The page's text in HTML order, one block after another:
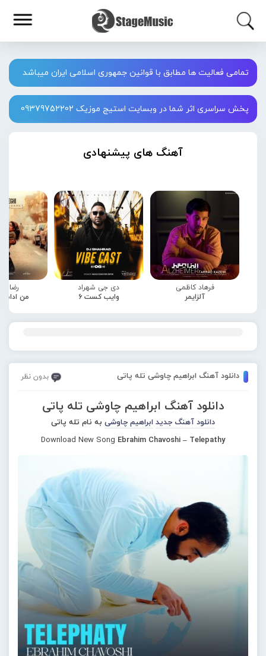
تمامی فعالیت ها مطابق با قوانین جمهوری اسلامی ایران میباشد
پخش سراسری اثر شما در وبسایت استیج موزیک 09379752202
آهنگ های پیشنهادی
فرهاد کاظمی
آلزایمر
دی جی شهراد
وایب کست 6
رضا
من
دانلود آهنگ ابراهیم چاوشی تله پاتی بدون نظر
دانلود آهنگ ابراهیم چاوشی تله پاتی
دانلود آهنگ جدید ابراهیم چاوشی به نام تله پاتی
Download New Song Ebrahim Chavoshi – Telepathy